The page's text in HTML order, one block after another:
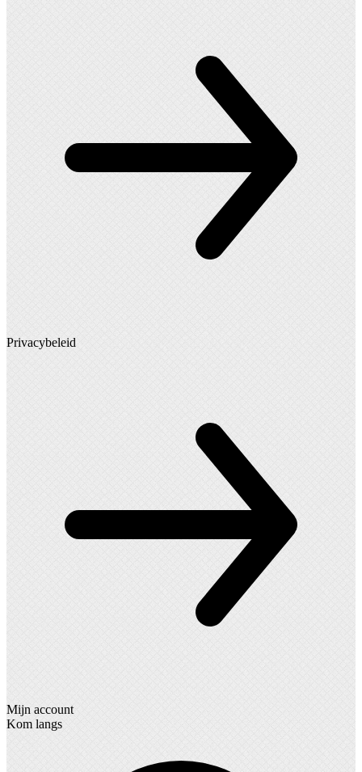
Privacybeleid
Mijn account
Kom langs